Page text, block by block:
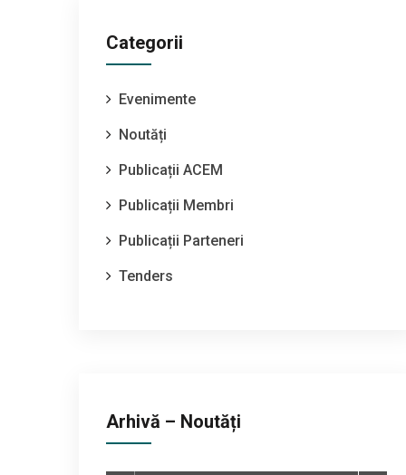
Categorii
Evenimente
Noutăți
Publicații ACEM
Publicații Membri
Publicații Parteneri
Tenders
Arhivă – Noutăți